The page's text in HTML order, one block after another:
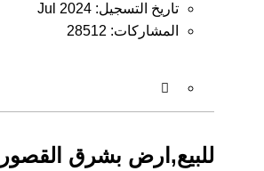
تاريخ التسجيل: Jul 2024
المشاركات: 28512
للبيع,ارض بشرق القصور